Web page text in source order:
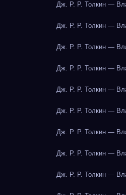
Дж. Р. Р. Толкин —
Дж. Р. Р. Толкин —
Дж. Р. Р. Толкин —
Дж. Р. Р. Толкин —
Дж. Р. Р. Толкин —
Дж. Р. Р. Толкин —
Дж. Р. Р. Толкин —
Дж. Р. Р. Толкин —
Дж. Р. Р. Толкин —